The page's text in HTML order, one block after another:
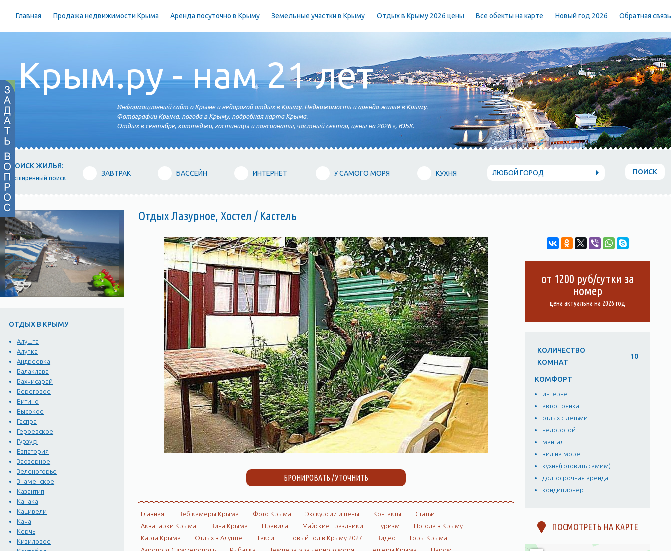
Главная Продажа недвижимости Крыма Аренда посуточно в Крыму Земельные участки в Крыму Отдых в Крыму 2026 цены Все обекты на карте Новый год 2026 Обратная связь
Крым.ру - нам 21 лет
Информационный сайт о Крыме и недорогой отдых в Крыму. Недвижимость и аренда жилья в Крыму.
Фотографии Крыма, погода в Крыму, подробная карта Крыма.
Отдых в сентябре, коттеджи, гостиницы и пансионаты, частный сектор, цены на 2026 г, ЮБК.
ПОИСК ЖИЛЬЯ:
расширенный поиск
ЗАВТРАК БАССЕЙН ИНТЕРНЕТ У САМОГО МОРЯ КУХНЯ ЛЮБОЙ ГОРОД ПОИСК
ОТДЫХ В КРЫМУ
Алушта
Алупка
Андреевка
Балаклава
Бахчисарай
Береговое
Витино
Высокое
Гаспра
Героевское
Гурзуф
Евпатория
Заозерное
Зеленогорье
Знаменское
Казантип
Канака
Кацивели
Кача
Керчь
Кизиловое
Отдых Лазурное, Хостел / Кастель
БРОНИРОВАТЬ / УТОЧНИТЬ
Главная Веб камеры Крыма Фото Крыма Экскурсии и цены Контакты
Статьи
Аквапарки Крыма
Вина Крыма Правила Майские праздники Туризм
Погода в Крыму
Карта Крыма
Отдых в Алуште Такси Новый год в Крыму 2027 Видео
Горы Крыма
Аэропорт Симферополь
Рыбалка Температура черного моря Пещеры Крыма
Паром
от 1200 руб/сутки за
номер
цена актуальна на 2026 год
КОЛИЧЕСТВО
КОМНАТ
10
КОМФОРТ
интернет
автостоянка
отдых с детьми
недорогой
мангал
вид на море
кухня(готовить самим)
долгосрочная аренда
кондиционер
ПОСМОТРЕТЬ НА КАРТЕ